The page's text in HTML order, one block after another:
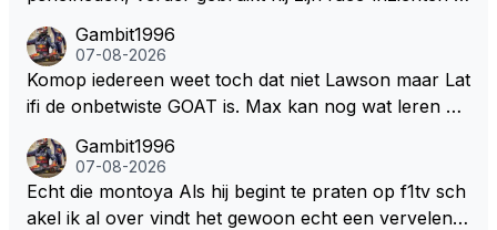
een bocht zegt helemaal niets, dus wat dat betreft h
eeft hij sowieso gelijk 😂.
Gambit1996
07-08-2026
Komop iedereen weet toch dat niet Lawson maar Lat
ifi de onbetwiste GOAT is. Max kan nog wat leren va
milton, hahahaha. Latifi pakt ze allemaal met de oge
n dicht met als onbetwiste nummer 2 of GOATINES
S Lawson natuurlijk 😂😂😂😂😂
Gambit1996
07-08-2026
Echt die montoya Als hij begint te praten op f1tv sch
akel ik al over vindt het gewoon echt een vervelend